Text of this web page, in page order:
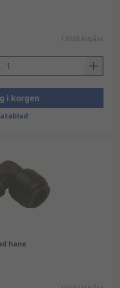
130,65 kr/påse
i korgen
hane